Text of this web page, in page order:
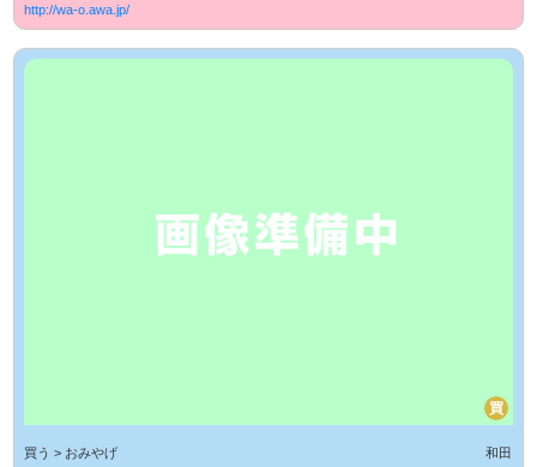
http://wa-o.awa.jp/
買
買う > おみやげ 和田